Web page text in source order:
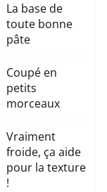
La base de
toute bonne
pâte
Coupé en
petits
morceaux
Vraiment
froide, ça aide
pour la texture
!